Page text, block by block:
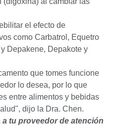
el efecto de
como Carbatrol, Equetro
Depakene, Depakote y
que tomes funcione
lo desea, por lo que
entre alimentos y bebidas
dijo la Dra. Chen.
tu proveedor de atención